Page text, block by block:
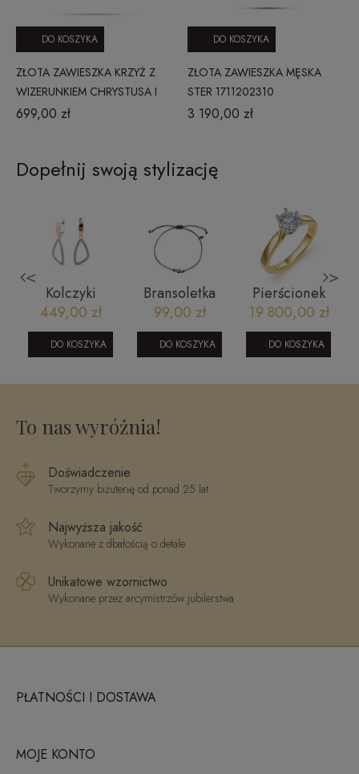
ZŁOTA ZAWIESZKA KRZYŻ Z
WIZERUNKIEM CHRYSTUSA I
GŁADKIM TŁEM ZŁOTO 585
699,00 zł
DO KOSZYKA
ZŁOTA ZAWIESZKA MĘSKA
STER 1711202310
3 190,00 zł
DO KOSZYKA
Dopełnij swoją stylizację
<
Kolczyki
srebrne 964
449,00 zł
DO KOSZYKA
Bransoletka
na sznurku-
szmaragd
99,00 zł
DO KOSZYKA
Pierścionek
zaręczynowy
z diamentem
- Royal 0,70
ct G/SI1
19 800,00 zł
DO KOSZYKA
>
To nas wyróżnia!
Doświadczenie
Tworzymy biżuterię od ponad 25 lat
Najwyższa jakość
Wykonane z dbałością o detale
Unikatowe wzornictwo
Wykonane przez arcymistrzów jubilerstwa
PŁATNOŚCI I DOSTAWA
MOJE KONTO